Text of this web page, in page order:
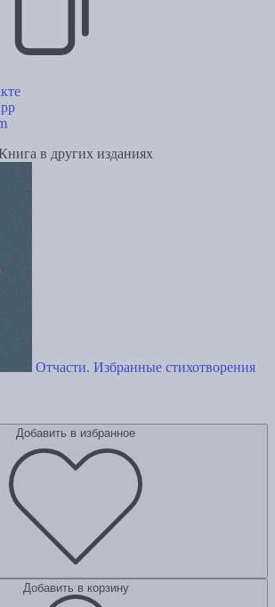
в других изданиях
Отчасти. Избранные стихотворения
Добавить в избранное
Добавить в корзину